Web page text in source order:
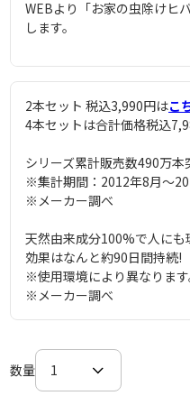
WEBより「お家の虫除けヒ
します。
2本セット 税込3,990円はこ
4本セットは合計価格税込
シリーズ累計販売数490万本
※集計期間：2012年8月～
※メーカー調べ
天然由来成分100%で人に
効果はなんと約90日間持続!
※使用環境により異なります
※メーカー調べ
数量